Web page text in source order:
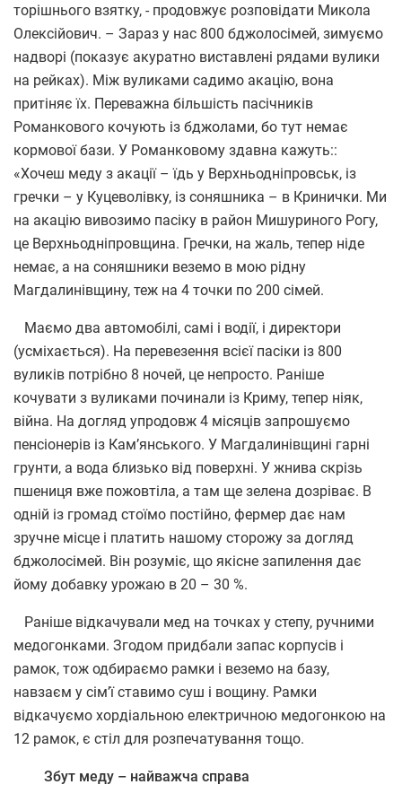
торішнього взятку, - продовжує розповідати Микола
Олексійович. – Зараз у нас 800 бджолосімей, зимуємо
надворі (показує акуратно виставлені рядами вулики
на рейках). Між вуликами садимо акацію, вона
притіняє їх. Переважна більшість пасічників
Романкового кочують із бджолами, бо тут немає
кормової бази. У Романковому здавна кажуть::
«Хочеш меду з акації – їдь у Верхньодніпровськ, із
гречки – у Куцеволівку, із соняшника – в Кринички. Ми
на акацію вивозимо пасіку в район Мишуриного Рогу,
це Верхньодніпровщина. Гречки, на жаль, тепер ніде
немає, а на соняшники веземо в мою рідну
Магдалинівщину, теж на 4 точки по 200 сімей.
Маємо два автомобілі, самі і водії, і директори
(усміхається). На перевезення всієї пасіки із 800
вуликів потрібно 8 ночей, це непросто. Раніше
кочувати з вуликами починали із Криму, тепер ніяк,
війна. На догляд упродовж 4 місяців запрошуємо
пенсіонерів із Кам’янського. У Магдалинівщині гарні
грунти, а вода близько від поверхні. У жнива скрізь
пшениця вже пожовтіла, а там ще зелена дозріває. В
одній із громад стоїмо постійно, фермер дає нам
зручне місце і платить нашому сторожу за догляд
бджолосімей. Він розуміє, що якісне запилення дає
йому добавку урожаю в 20 – 30 %.
Раніше відкачували мед на точках у степу, ручними
медогонками. Згодом придбали запас корпусів і
рамок, тож одбираємо рамки і веземо на базу,
навзаєм у сім’ї ставимо суш і вощину. Рамки
відкачуємо хордіальною електричною медогонкою на
12 рамок, є стіл для розпечатування тощо.
Збут меду – найважча справа